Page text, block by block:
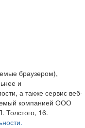
браузером),
и
а также сервис веб-
компанией ООО
Толстого, 16.